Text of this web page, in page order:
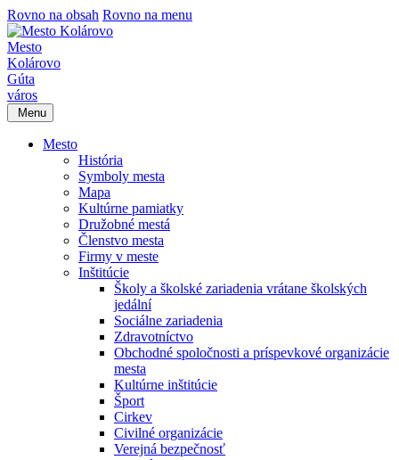
Rovno na obsah Rovno na menu
Mesto
Kolárovo
Gúta
város
Menu
Mesto
História
Symboly mesta
Mapa
Kultúrne pamiatky
Družobné mestá
Členstvo mesta
Firmy v meste
Inštitúcie
Školy a školské zariadenia vrátane školských
jedální
Sociálne zariadenia
Zdravotníctvo
Obchodné spoločnosti a príspevkové organizácie
mesta
Kultúrne inštitúcie
Šport
Cirkev
Civilné organizácie
Verejná bezpečnosť